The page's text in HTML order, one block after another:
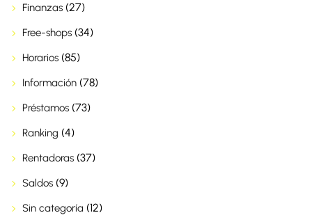
Finanzas (27)
Free-shops (34)
Horarios (85)
Información (78)
Préstamos (73)
Ranking (4)
Rentadoras (37)
Saldos (9)
Sin categoría (12)